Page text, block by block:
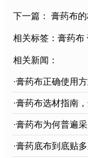
下一篇： 膏药布
相关标签： 膏药布
相关新闻：
·膏药布正确使用
·膏药布选材指南
关键
·膏药布为何普遍
·膏药底布到底贴